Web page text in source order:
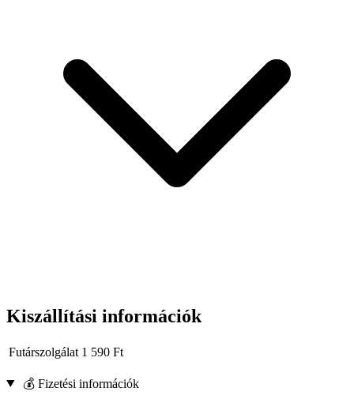
Kiszállítási információk
Futárszolgálat 1 590 Ft
💰 Fizetési információk